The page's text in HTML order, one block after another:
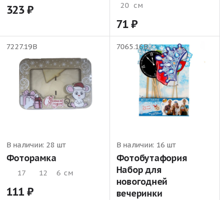
323 20 см
71
7227.19В
В наличии: 28 шт
Фоторамка
17 12 6 см
111
7065.16В
В наличии: 16 шт
Фотобутафория
Набор для
новогодней
вечеринки